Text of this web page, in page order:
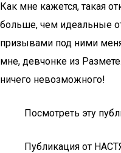
Как мне кажется, такая
больше, чем идеальные
призывами под ними
мне, девчонке из
ничего невозможного!
Посмотреть эту
Публикация от